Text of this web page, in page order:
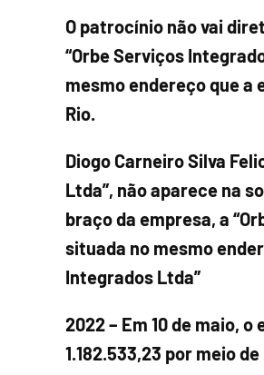
O patrocínio não vai
“Orbe Serviços
mesmo endereço que a
Rio.
Diogo Carneiro Silva
Ltda”, não aparece na
braço da empresa, a
situada no mesmo
Integrados Ltda”
2022 – Em 10 de maio,
1.182.533,23 por meio